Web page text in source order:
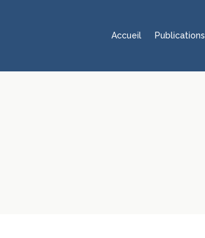
Accueil Publications